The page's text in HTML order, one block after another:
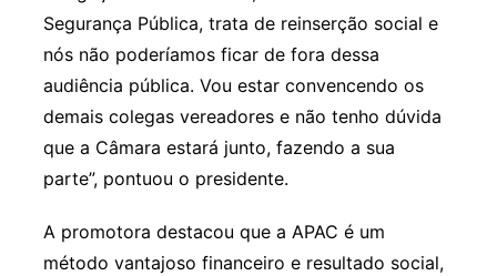
Segurança Pública, trata de reinserção social e
nós não poderíamos ficar de fora dessa
audiência pública. Vou estar convencendo os
demais colegas vereadores e não tenho dúvida
que a Câmara estará junto, fazendo a sua
parte”, pontuou o presidente.
A promotora destacou que a APAC é um
método vantajoso financeiro e resultado social,